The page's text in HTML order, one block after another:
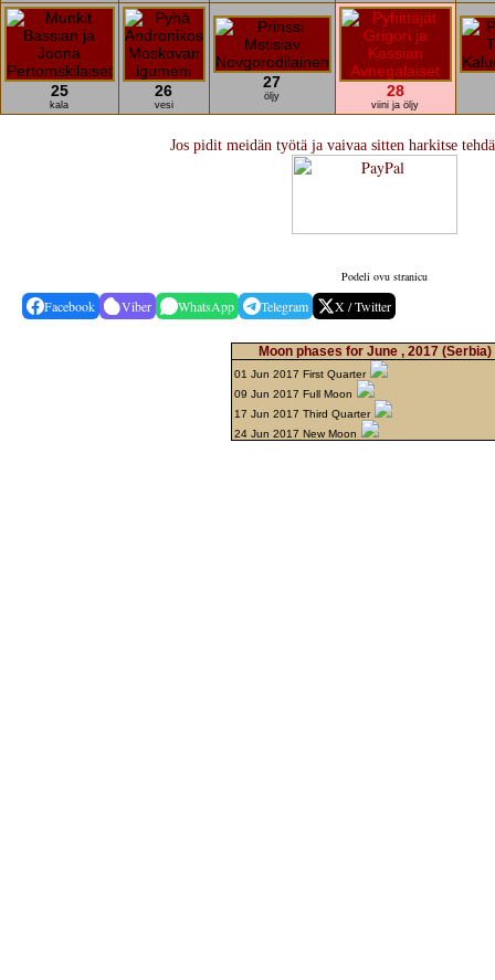
25
kala
26
vesi
27
öljy 28
viini ja öljy
Jos pidit meidän työtä ja vaivaa sitten harkitse
Podeli ovu stranicu
Facebook Viber WhatsApp Telegram X / Twitter
Moon phases for June , 2017 (Serbia)
01 Jun 2017 First Quarter
09 Jun 2017 Full Moon
17 Jun 2017 Third Quarter
24 Jun 2017 New Moon